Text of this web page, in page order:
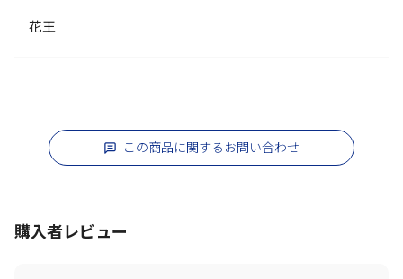
花王
この商品に関するお問い合わせ
購入者レビュー